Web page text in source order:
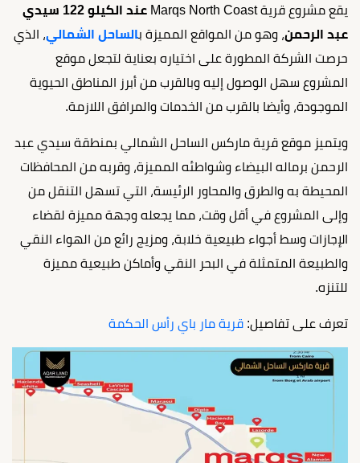
يقع مشروع قرية Marqs North Coast
عند الكيلو 122 سيدي
عبد الرحمن، وهو من المواقع المميزة بالساحل الشمالي، الذي
حرصت الشركة المطورة على اختياره بعناية لتجعل موقع
المشروع سهل الوصول إليه وبالقرب من أبرز المناطق الحيوية
الموجودة، وأيضا بالقرب من الخدمات والمرافق اللازمة.
ويتميز موقع قرية ماركس الساحل الشمالي بمنطقة سيدي عبد
الرحمن برماله البيضاء وشواطئه المميزة، وقربه من المحافظات
المحيطة به والطرق والمحاور الرئيسة، التي تسهل التنقل من
وإلى المشروع في أقل وقت، مما يجعله وجهة مميزة لقضاء
الإجازات وسط أجواء طبيعية خلابة، ومزيج رائع من الهواء النقي
والطبيعة المتمثلة في البحر النقي وأماكن طبيعية مميزة
للتنزه.
تعرف على تفاصيل: قرية مار باي رأس الحكمة